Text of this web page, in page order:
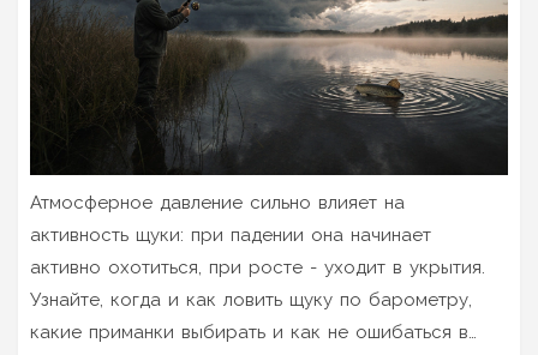
Атмосферное давление сильно влияет на
активность щуки: при падении она начинает
активно охотиться, при росте - уходит в укрытия.
Узнайте, когда и как ловить щуку по барометру,
какие приманки выбирать и как не ошибаться в